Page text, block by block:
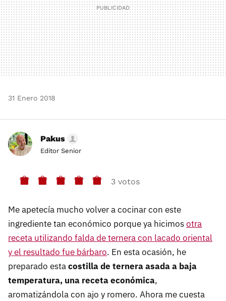
31 Enero 2018
Pakus
Editor Senior
3 votos
Me apetecía mucho volver a cocinar con este
ingrediente tan económico porque ya hicimosotra
receta utilizando falda de ternera con lacado oriental
y el resultado fue bárbaro. En esta ocasión, he
preparado estacostilla de ternera asada a baja
temperatura, una receta económica,
aromatizándola con ajo y romero. Ahora me cuesta